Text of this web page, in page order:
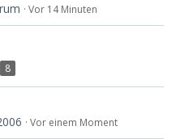
Vor 14 Minuten
8
Vor einem Moment